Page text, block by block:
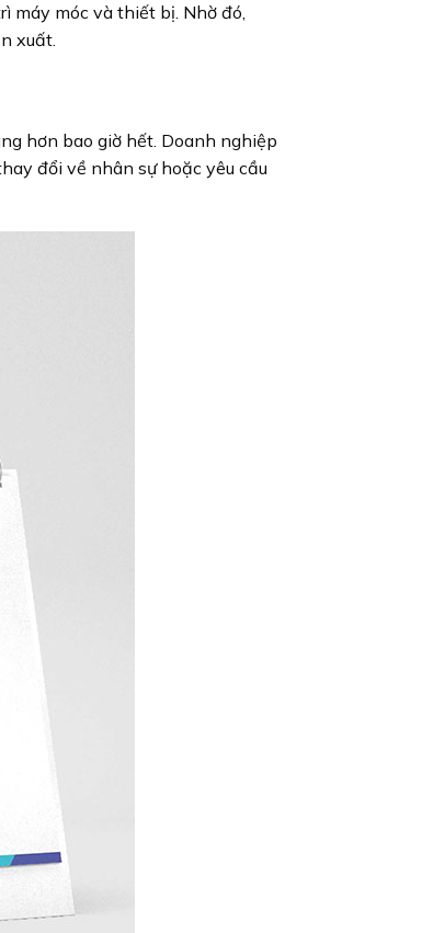
máy móc và thiết bị. Nhờ đó,
xuất.
hơn bao giờ hết. Doanh nghiệp
đổi về nhân sự hoặc yêu cầu